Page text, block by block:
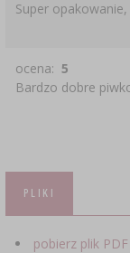
Super
ocena: 5
Bardzo dobre
PLIKI
pobierz plik